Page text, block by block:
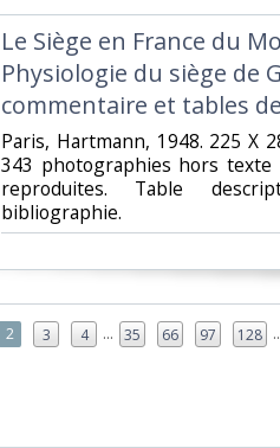
‎Le Siège en France du
Physiologie du siège de
commentaire et tables
‎Paris, Hartmann, 1948. 225 X
343 photographies hors
reproduites. Table
bibliographie.‎
2 3 4 ... 35 66 97 128